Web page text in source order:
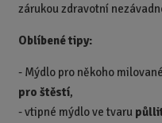
zárukou zdravotní
Oblíbené tipy:
- Mýdlo pro někoho
pro štěstí,
-vtipné mýdlo ve tvaru